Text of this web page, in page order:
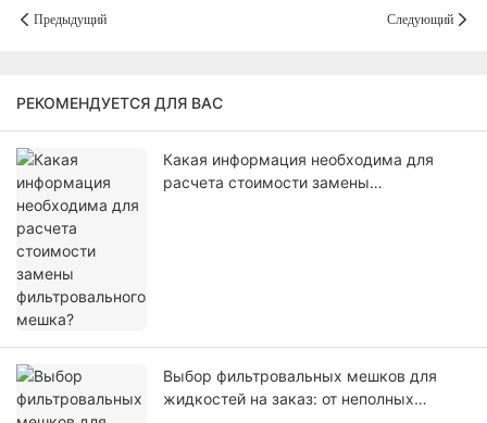
Предыдущий Следующий
РЕКОМЕНДУЕТСЯ ДЛЯ ВАС
Какая информация необходима для
расчета стоимости замены
Выбор фильтровальных мешков для
жидкостей на заказ: от неполных